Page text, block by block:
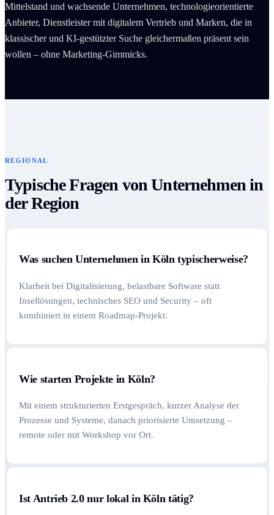
Mittelstand und wachsende Unternehmen, technologieorientierte
Anbieter, Dienstleister mit digitalem Vertrieb und Marken, die in
klassischer und KI-gestützter Suche gleichermaßen präsent sein
wollen – ohne Marketing-Gimmicks.
REGIONAL
Typische Fragen von Unternehmen in
der Region
Was suchen Unternehmen in Köln typischerweise?
Klarheit bei Digitalisierung, belastbare Software statt
Insellösungen, technisches SEO und Security – oft
kombiniert in einem Roadmap-Projekt.
Wie starten Projekte in Köln?
Mit einem strukturierten Erstgespräch, kurzer Analyse der
Prozesse und Systeme, danach priorisierte Umsetzung –
remote oder mit Workshop vor Ort.
Ist Antrieb 2.0 nur lokal in Köln tätig?